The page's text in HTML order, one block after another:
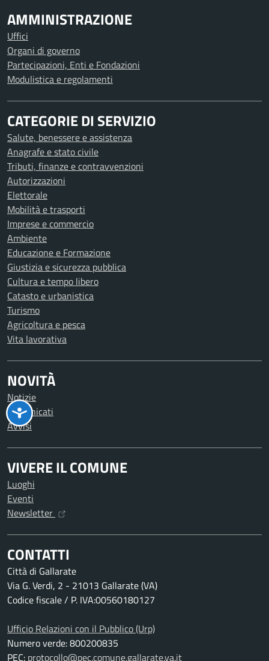
AMMINISTRAZIONE
Uffici
Organi di governo
Partecipazioni, Enti e Fondazioni
Modulistica e regolamenti
CATEGORIE DI SERVIZIO
Salute, benessere e assistenza
Anagrafe e stato civile
Tributi, finanze e contravvenzioni
Autorizzazioni
Elettorale
Mobilità e trasporti
Imprese e commercio
Ambiente
Educazione e Formazione
Giustizia e sicurezza pubblica
Cultura e tempo libero
Catasto e urbanistica
Turismo
Agricoltura e pesca
Vita lavorativa
NOVITÀ
Notizie
Comunicati
Avvisi
VIVERE IL COMUNE
Luoghi
Eventi
Newsletter
CONTATTI
Città di Gallarate
Via G. Verdi, 2 - 21013 Gallarate (VA)
Codice fiscale / P. IVA:00560180127
Ufficio Relazioni con il Pubblico (Urp)
Numero verde: 800200835
PEC: protocollo@pec.comune.gallarate.va.it